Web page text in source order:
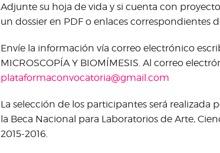
Adjunte su hoja de vida y si cuenta con
un dossier en PDF o enlaces correspondientes
Envíe la información vía correo electrónico
MICROSCOPÍA Y BIOMÍMESIS. Al correo
plataformaconvocatoria@gmail.com
La selección de los participantes será realizada
la Beca Nacional para Laboratorios de Arte,
2015-2016.